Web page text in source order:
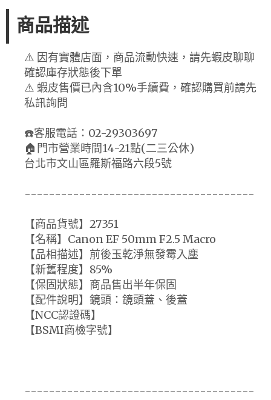
商品描述
⚠️ 因有實體店面，商品流動快速，請先蝦皮聊聊
確認庫存狀態後下單
⚠️ 蝦皮售價已內含10%手續費，確認購買前請先
私訊詢問
☎️客服電話：02-29303697
🏠門市營業時間14-21點(二三公休)
台北市文山區羅斯福路六段5號
--------------------------------------
【商品貨號】27351
【名稱】Canon EF 50mm F2.5 Macro
【品相描述】前後玉乾淨無發霉入塵
【新舊程度】85%
【保固狀態】商品售出半年保固
【配件說明】鏡頭：鏡頭蓋、後蓋
【NCC認證碼】
【BSMI商檢字號】
--------------------------------------